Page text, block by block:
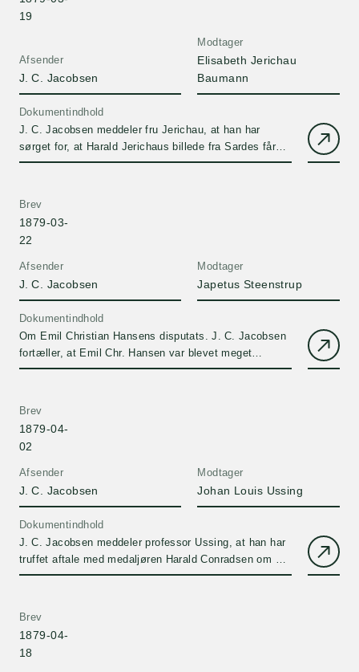
Afsender
J. C. Jacobsen
19
Modtager
Elisabeth Jerichau
Baumann
Dokumentindhold
J. C. Jacobsen meddeler fru Jerichau, at han har
sørget for, at Harald Jerichaus billede fra Sardes får
den bedst mulige placering på udstillingen på
Afsender
J. C. Jacobsen
Brev
1879-03-
22
Modtager
Japetus Steenstrup
Dokumentindhold
Om Emil Christian Hansens disputats. J. C. Jacobsen
fortæller, at Emil Chr. Hansen var blevet meget
fornøjet over at høre, at hans disputats var antaget og
Didriksen.
Afsender
J. C. Jacobsen
Brev
1879-04-
02
Modtager
Johan Louis Ussing
Dokumentindhold
J. C. Jacobsen meddeler professor Ussing, at han har
truffet aftale med medaljøren Harald Conradsen om at
udføre medaljen til J. N. Madvig.
Brev
1879-04-
18